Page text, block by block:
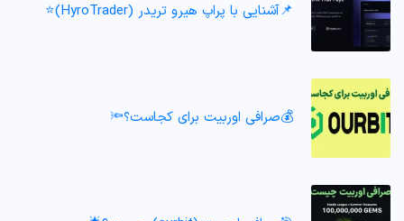
📌آشنایی با پراپ هیرو تریدر (HyroTrader)⭐️
💰صرافی اوربیت برای کجاست؟🔦